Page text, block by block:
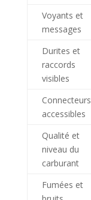
Voyants et
messages
Durites et
raccords
visibles
Connecteurs
accessibles
Qualité et
niveau du
carburant
Fumées et